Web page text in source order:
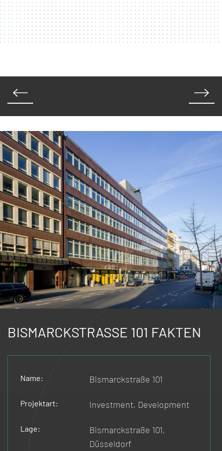
BISMARCKSTRASSE 101 FAKTEN
Name: Bismarckstraße 101
Projektart: Investment, Development
Lage:
Bismarckstraße 101,
Düsseldorf